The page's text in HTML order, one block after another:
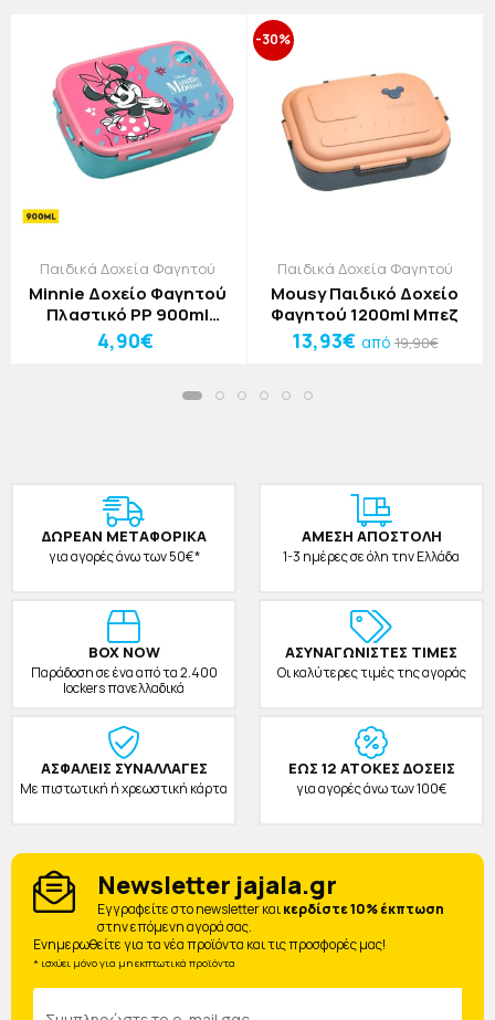
Παιδικά Δοχεία Φαγητού
Minnie Δοχείο Φαγητού
Πλαστικό PP 900ml
17,5x7x13cm
4,90€
-30%
Παιδικά Δοχεία Φαγητού
Mousy Παιδικό Δοχείο
Φαγητού 1200ml Μπεζ
13,93€ από 19,90€
ΔΩΡΕAΝ ΜΕΤΑΦΟΡΙΚΑ
για αγορές άνω των 50€*
ΑΜΕΣΗ ΑΠΟΣΤΟΛΗ
1-3 ημέρες σε όλη την Ελλάδα
BOX NOW
Παράδοση σε ένα από τα 2.400
lockers πανελλαδικά
ΑΣΥΝΑΓΩΝΙΣΤΕΣ ΤΙΜΕΣ
Οι καλύτερες τιμές της αγοράς
ΑΣΦΑΛΕΙΣ ΣΥΝΑΛΛΑΓΕΣ
Με πιστωτική ή χρεωστική κάρτα
ΕΩΣ 12 ΑΤΟΚΕΣ ΔΟΣΕΙΣ
για αγορές άνω των 100€
Newsletter jajala.gr
Eγγραφείτε στο newsletter καικερδίστε 10% έκπτωση
στην επόμενη αγορά σας.
Ενημερωθείτε για τα νέα προϊόντα και τις προσφορές μας!
* ισχύει μόνο για μη εκπτωτικά προϊόντα